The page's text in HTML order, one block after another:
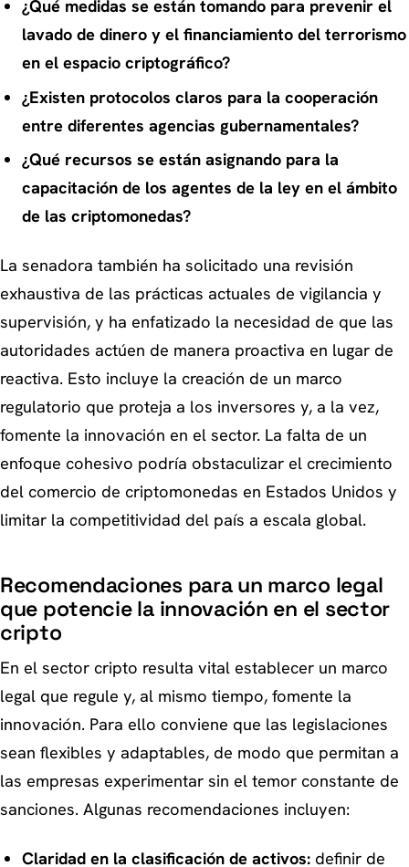
¿Qué medidas se están tomando para prevenir el
lavado de dinero y el financiamiento del terrorismo
en el espacio criptográfico?
¿Existen protocolos claros para la cooperación
entre diferentes agencias gubernamentales?
¿Qué recursos se están asignando para la
capacitación de los agentes de la ley en el ámbito
de las criptomonedas?
La senadora también ha solicitado una revisión
exhaustiva de las prácticas actuales de vigilancia y
supervisión, y ha enfatizado la necesidad de que las
autoridades actúen de manera proactiva en lugar de
reactiva. Esto incluye la creación de un marco
regulatorio que proteja a los inversores y, a la vez,
fomente la innovación en el sector. La falta de un
enfoque cohesivo podría obstaculizar el crecimiento
del comercio de criptomonedas en Estados Unidos y
limitar la competitividad del país a escala global.
Recomendaciones para un marco legal
que potencie la innovación en el sector
cripto
En el sector cripto resulta vital establecer un marco
legal que regule y, al mismo tiempo, fomente la
innovación. Para ello conviene que las legislaciones
sean flexibles y adaptables, de modo que permitan a
las empresas experimentar sin el temor constante de
sanciones. Algunas recomendaciones incluyen:
Claridad en la clasificación de activos:definir de